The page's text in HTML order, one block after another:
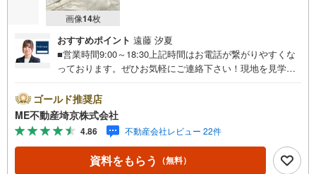
画像14枚
おすすめポイント 遠藤 汐夏
■営業時間9:00～18:30上記時間はお電話が繋がりやすくな
っております。ぜひお気軽にご連絡下さい！現地を見学さ
ご希望の日時をご記入いただけますとスムーズにご案内が
可能です。■ご来店特典1.ご見学、ご来店後にアンケート記
入でもれなく3、000円のQUOカードプレゼント（1組様1回
限り後日郵送）2.未公開の物件情報をご紹介3.不動産ご購
入、ご売却、太陽光発電システムご検討中のお客様、ご紹
介でもれなくQUOカード3、000円分プレゼント更にご紹介
ゴールド推奨店
ME不動産埼京株式会社
4.86 不動産会社レビュー 22件
資料をもらう （無料）